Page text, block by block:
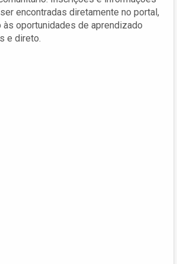
encontradas diretamente no portal,
oportunidades de aprendizado
e direto.